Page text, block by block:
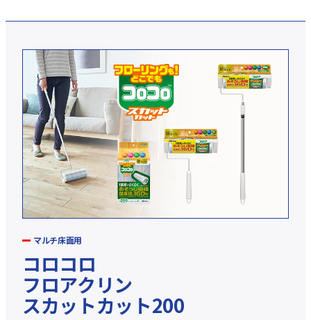
マルチ床面用
コロコロ
フロアクリン
スカットカット200